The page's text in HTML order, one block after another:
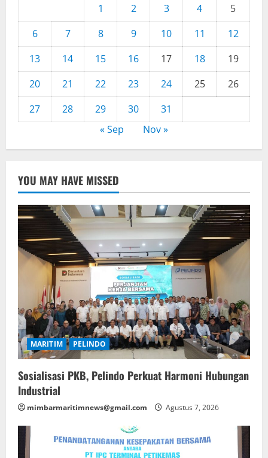
1
2 3 4
5
6
7 8 9 10 11
12
13
14 15 16 17 18
19
20
21 22 23 24 25
26
27
28 29 30
31
« Sep
Nov »
YOU MAY HAVE MISSED
MARITIM PELINDO
Sosialisasi PKB, Pelindo Perkuat Harmoni Hubungan
Industrial
mimbarmaritimnews@gmail.com Agustus 7, 2026